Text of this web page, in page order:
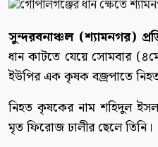
সুন্দরবনাঞ্চল (শ্যামনগর)
ধান কাটতে যেয়ে সোমবার
ইউপির এক কৃষক বজ্রপাতে
নিহত কৃষকের নাম শহিদুল
মৃত ফিরোজ ঢালীর ছেলে তিনি।